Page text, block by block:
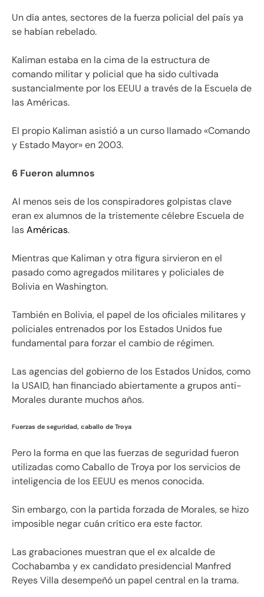
Un día antes, sectores de la fuerza policial del país ya
se habían rebelado.
Kaliman estaba en la cima de la estructura de
comando militar y policial que ha sido cultivada
sustancialmente por los EEUU a través de la Escuela de
las Américas.
El propio Kaliman asistió a un curso llamado «Comando
y Estado Mayor» en 2003.
6 Fueron alumnos
Al menos seis de los conspiradores golpistas clave
eran ex alumnos de la tristemente célebre Escuela de
lasAméricas.
Mientras que Kaliman y otra figura sirvieron en el
pasado como agregados militares y policiales de
Bolivia en Washington.
También en Bolivia, el papel de los oficiales militares y
policiales entrenados por los Estados Unidos fue
fundamental para forzar el cambio de régimen.
Las agencias del gobierno de los Estados Unidos, como
la USAID, han financiado abiertamente a grupos anti-
Morales durante muchos años.
Fuerzas de seguridad, caballo de Troya
Pero la forma en que las fuerzas de seguridad fueron
utilizadas como Caballo de Troya por los servicios de
inteligencia de los EEUU es menos conocida.
Sin embargo, con la partida forzada de Morales, se hizo
imposible negar cuán crítico era este factor.
Las grabaciones muestran que el ex alcalde de
Cochabamba y ex candidato presidencial Manfred
Reyes Villa desempeñó un papel central en la trama.